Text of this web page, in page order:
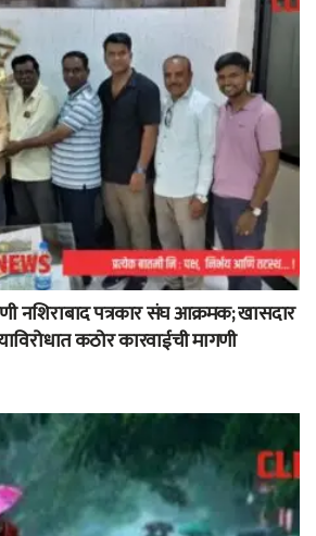
नशिराबाद पत्रकार संघ आक्रमक; खासदार
कठोर कारवाईची मागणी